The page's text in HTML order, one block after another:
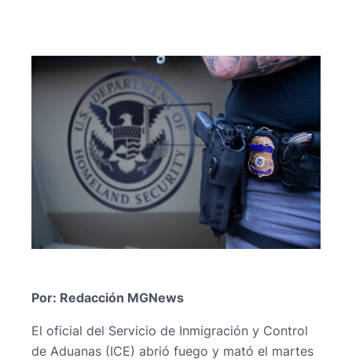
Por: Redacción MGNews
El oficial del Servicio de Inmigración y Control
de Aduanas (ICE) abrió fuego y mató el martes